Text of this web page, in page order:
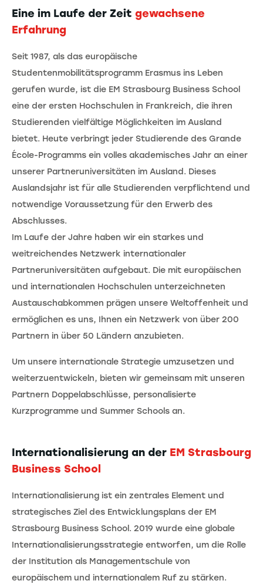
Eine im Laufe der Zeit gewachsene
Erfahrung
Seit 1987, als das europäische
Studentenmobilitätsprogramm Erasmus ins Leben
gerufen wurde, ist die EM Strasbourg Business School
eine der ersten Hochschulen in Frankreich, die ihren
Studierenden vielfältige Möglichkeiten im Ausland
bietet. Heute verbringt jeder Studierende des Grande
École-Programms ein volles akademisches Jahr an einer
unserer Partneruniversitäten im Ausland. Dieses
Auslandsjahr ist für alle Studierenden verpflichtend und
notwendige Voraussetzung für den Erwerb des
Abschlusses.
Im Laufe der Jahre haben wir ein starkes und
weitreichendes Netzwerk internationaler
Partneruniversitäten aufgebaut. Die mit europäischen
und internationalen Hochschulen unterzeichneten
Austauschabkommen prägen unsere Weltoffenheit und
ermöglichen es uns, Ihnen ein Netzwerk von über 200
Partnern in über 50 Ländern anzubieten.
Um unsere internationale Strategie umzusetzen und
weiterzuentwickeln, bieten wir gemeinsam mit unseren
Partnern Doppelabschlüsse, personalisierte
Kurzprogramme und Summer Schools an.
Internationalisierung an der EM Strasbourg
Business School
Internationalisierung ist ein zentrales Element und
strategisches Ziel des Entwicklungsplans der EM
Strasbourg Business School. 2019 wurde eine globale
Internationalisierungsstrategie entworfen, um die Rolle
der Institution als Managementschule von
europäischem und internationalem Ruf zu stärken.